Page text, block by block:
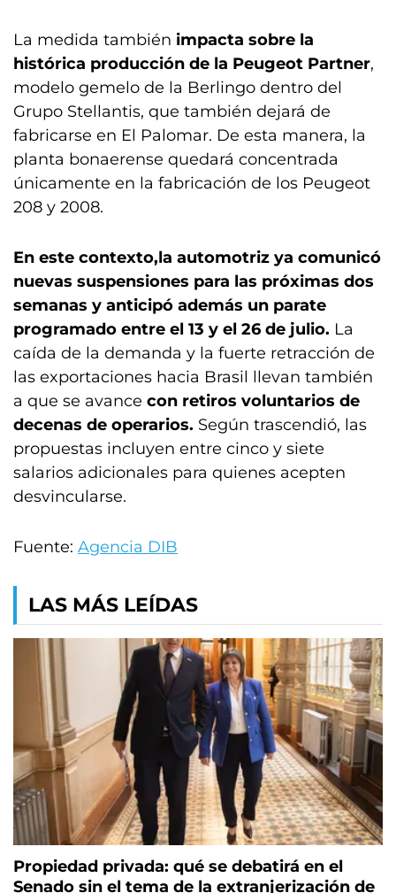
La medida también impacta sobre la
histórica producción de la Peugeot Partner,
modelo gemelo de la Berlingo dentro del
Grupo Stellantis, que también dejará de
fabricarse en El Palomar. De esta manera, la
planta bonaerense quedará concentrada
únicamente en la fabricación de los Peugeot
208 y 2008.
En este contexto,la automotriz ya comunicó
nuevas suspensiones para las próximas dos
semanas y anticipó además un parate
programado entre el 13 y el 26 de julio. La
caída de la demanda y la fuerte retracción de
las exportaciones hacia Brasil llevan también
a que se avance con retiros voluntarios de
decenas de operarios. Según trascendió, las
propuestas incluyen entre cinco y siete
salarios adicionales para quienes acepten
desvincularse.
Fuente: Agencia DIB
LAS MÁS LEÍDAS
Propiedad privada: qué se debatirá en el
Senado sin el tema de la extranjerización de